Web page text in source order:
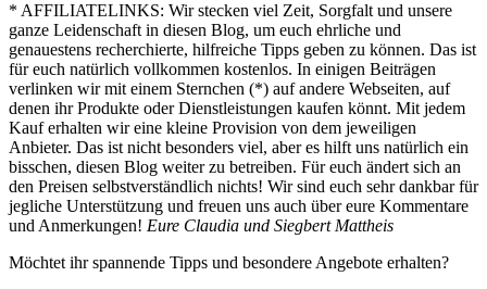
* AFFILIATELINKS: Wir stecken viel Zeit, Sorgfalt und unsere
ganze Leidenschaft in diesen Blog, um euch ehrliche und
genauestens recherchierte, hilfreiche Tipps geben zu können. Das ist
für euch natürlich vollkommen kostenlos. In einigen Beiträgen
verlinken wir mit einem Sternchen (*) auf andere Webseiten, auf
denen ihr Produkte oder Dienstleistungen kaufen könnt. Mit jedem
Kauf erhalten wir eine kleine Provision von dem jeweiligen
Anbieter. Das ist nicht besonders viel, aber es hilft uns natürlich ein
bisschen, diesen Blog weiter zu betreiben. Für euch ändert sich an
den Preisen selbstverständlich nichts! Wir sind euch sehr dankbar für
jegliche Unterstützung und freuen uns auch über eure Kommentare
und Anmerkungen! Eure Claudia und Siegbert Mattheis
Möchtet ihr spannende Tipps und besondere Angebote erhalten?